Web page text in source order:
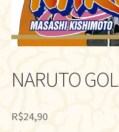
NARUTO
R$24,90